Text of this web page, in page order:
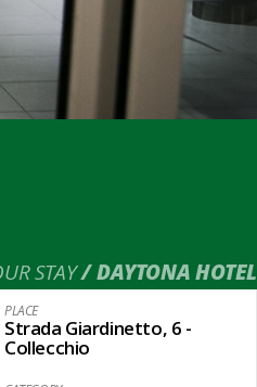
STAY DAYTONA HOTEL
PLACE
Strada Giardinetto, 6 -
Collecchio